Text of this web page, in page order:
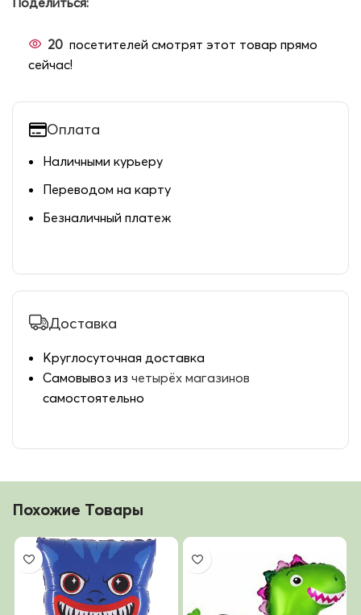
20 посетителей смотрят этот товар прямо
сейчас!
Оплата
Наличными курьеру
Переводом на карту
Безналичный платеж
Доставка
Круглосуточная доставка
Самовывоз из четырёх магазинов
самостоятельно
Похожие Товары